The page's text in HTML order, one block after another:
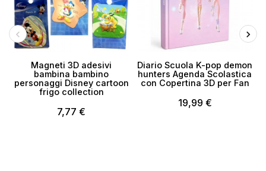
Magneti 3D adesivi
bambina bambino
personaggi Disney cartoon
frigo collection
7,77 €
Diario Scuola K-pop demon
hunters Agenda Scolastica
con Copertina 3D per Fan
19,99 €